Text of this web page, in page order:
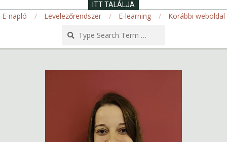
ITT TALÁLJA
E-napló Levelezőrendszer E-learning
Korábbi weboldal